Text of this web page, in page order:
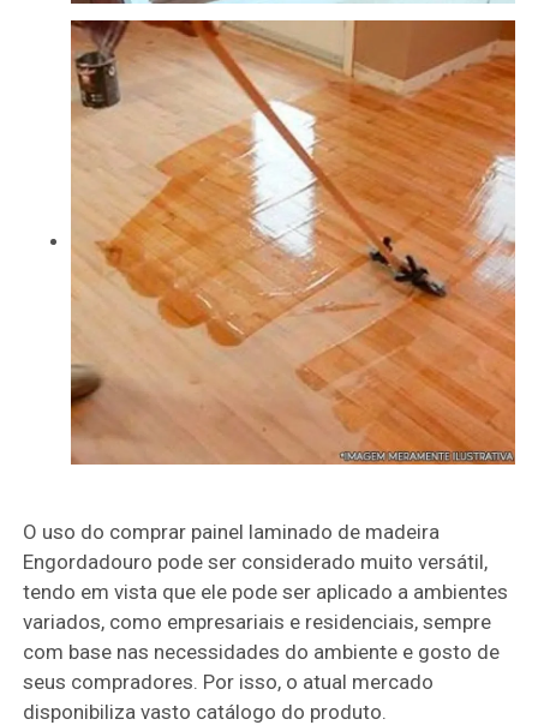
O uso do comprar painel laminado de madeira
Engordadouro pode ser considerado muito versátil,
tendo em vista que ele pode ser aplicado a ambientes
variados, como empresariais e residenciais, sempre
com base nas necessidades do ambiente e gosto de
seus compradores. Por isso, o atual mercado
disponibiliza vasto catálogo do produto.